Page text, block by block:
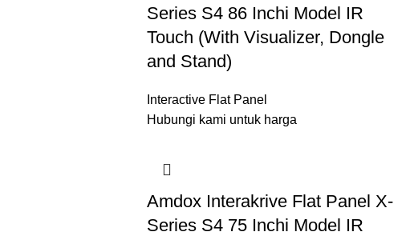
Series S4 86 Inchi Model IR
Touch (With Visualizer, Dongle
and Stand)
Interactive Flat Panel
Hubungi kami untuk harga
Amdox Interakrive Flat Panel X-
Series S4 75 Inchi Model IR